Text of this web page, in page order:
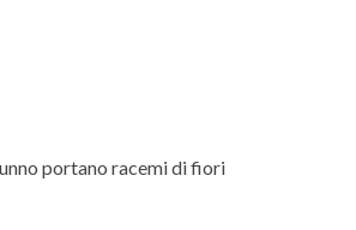
portano racemi di fiori